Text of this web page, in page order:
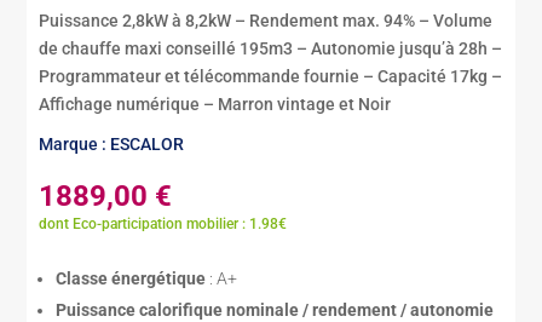
Puissance 2,8kW à 8,2kW – Rendement max. 94% – Volume
de chauffe maxi conseillé 195m3 – Autonomie jusqu’à 28h –
Programmateur et télécommande fournie – Capacité 17kg –
Affichage numérique – Marron vintage et Noir
Marque : ESCALOR
1889,00 €
dont Eco-participation mobilier : 1.98€
Classe énergétique : A+
Puissance calorifique nominale / rendement / autonomie